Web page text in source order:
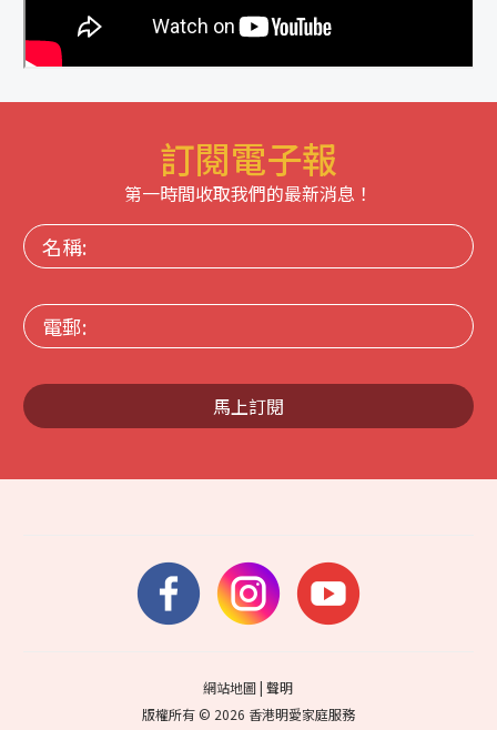
訂閱電子報
第一時間收取我們的最新消息！
名
稱:
電
郵:
馬上訂閱
網站地圖|聲明
版權所有 © 2026 香港明愛家庭服務